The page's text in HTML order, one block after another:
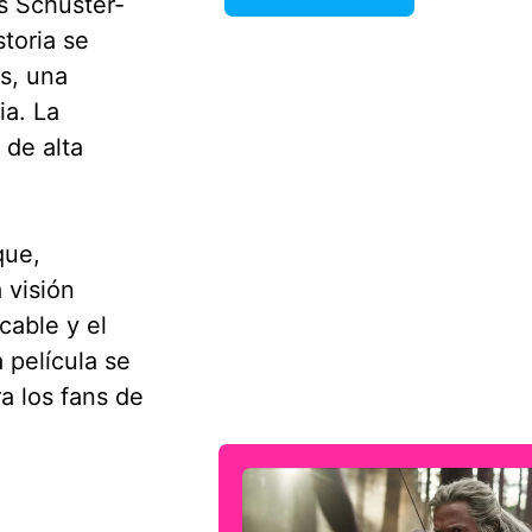
se
una
La
alta
visión
y el
película se
los fans de